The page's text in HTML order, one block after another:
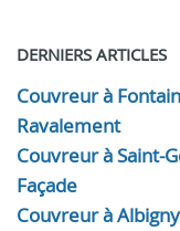
DERNIERS ARTICLES
Couvreur à
Ravalement
Couvreur à Saint-
Façade
Couvreur à